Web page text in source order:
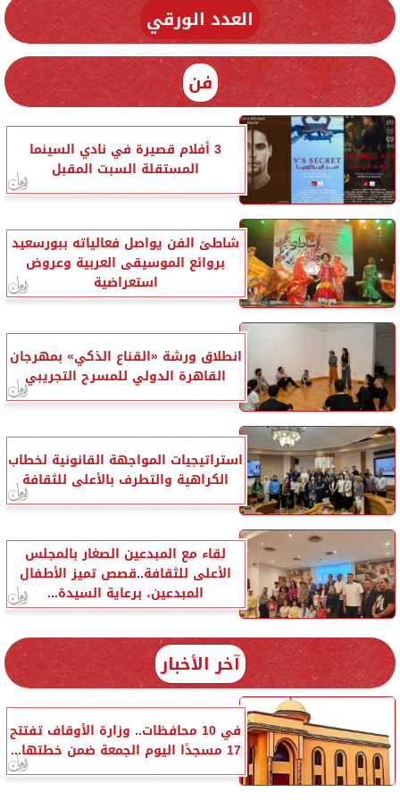
العدد الورقي
فن
3 أفلام قصيرة في نادي السينما
المستقلة السبت المقبل
شاطئ الفن يواصل فعالياته ببورسعيد
بروائع الموسيقى العربية وعروض
استعراضية
انطلاق ورشة «القناع الذكي» بمهرجان
القاهرة الدولي للمسرح التجريبي
استراتيجيات المواجهة القانونية لخطاب
الكراهية والتطرف بالأعلى للثقافة
لقاء مع المبدعين الصغار بالمجلس
الأعلى للثقافة..قصص تميز الأطفال
المبدعين، برعاية السيدة...
آخر الأخبار
في 10 محافظات.. وزارة الأوقاف تفتتح
17 مسجدًا اليوم الجمعة ضمن خطتها...